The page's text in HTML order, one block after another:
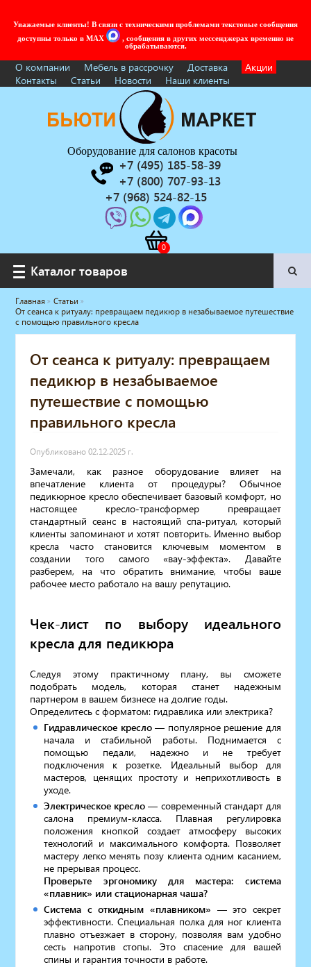
Уважаемые клиенты! В связи с техническими проблемами текстовые сообщения
доступны только в MAX
, сообщения в других мессенджерах временно не
обрабатываются.
О компании Мебель в рассрочку Доставка
Акции
Контакты
Статьи Новости Наши клиенты
Оборудование для салонов красоты
+7 (495) 185-58-39
+7 (800) 707-93-13
+7 (968) 524-82-15
Каталог товаров
Каталог товаров
Услуги под ключ
Мебель для барбершопа
Оборудование с регистрационным
удостоверением
Парикмахерское оборудование
Косметологическое оборудование
Маникюрное оборудование
Массажное и SPA оборудование
Стерилизаторы
Оборудование для барбершопа
Оборудование для визажистов
Оборудование для нейл-бара
Мебель для холла
Солярии
Коллагенарий
Депиляция
Главная
Статьи
От сеанса к ритуалу: превращаем педикюр в незабываемое путешествие
с помощью правильного кресла
От сеанса к ритуалу: превращаем
педикюр в незабываемое
путешествие с помощью
правильного кресла
Опубликовано 02.12.2025 г.
Замечали, как разное оборудование влияет на
впечатление клиента от процедуры? Обычное
педикюрное кресло обеспечивает базовый комфорт, но
настоящее кресло-трансформер превращает
стандартный сеанс в настоящий спа-ритуал, который
клиенты запоминают и хотят повторить. Именно выбор
кресла часто становится ключевым моментом в
создании того самого «вау-эффекта». Давайте
разберем, на что обратить внимание, чтобы ваше
рабочее место работало на вашу репутацию.
Чек-лист по выбору идеального
кресла для педикюра
Следуя этому практичному плану, вы сможете
подобрать модель, которая станет надежным
партнером в вашем бизнесе на долгие годы.
Определитесь с форматом: гидравлика или электрика?
Гидравлическое кресло— популярное решение для
начала и стабильной работы. Поднимается с
помощью педали, надежно и не требует
подключения к розетке. Идеальный выбор для
мастеров, ценящих простоту и неприхотливость в
уходе.
Электрическое кресло — современный стандарт для
салона премиум-класса. Плавная регулировка
положения кнопкой создает атмосферу высоких
технологий и максимального комфорта. Позволяет
мастеру легко менять позу клиента одним касанием,
не прерывая процесс.
Проверьте эргономику для мастера: система
«плавник» или стационарная чаша?
Система с откидным «плавником» — это секрет
эффективности. Специальная полка для ног клиента
плавно отъезжает в сторону, позволяя вам удобно
сесть напротив стопы. Это спасение для вашей
спины и гарантия точности в работе.